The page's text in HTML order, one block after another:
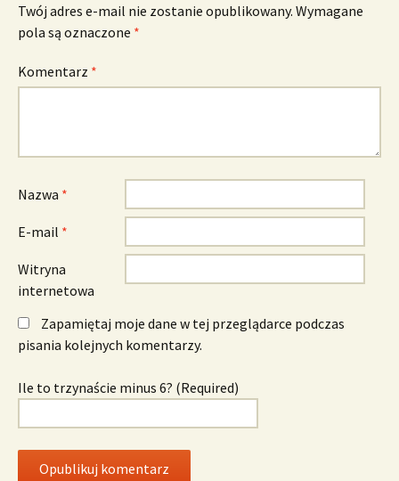
Twój adres e-mail nie zostanie opublikowany. Wymagane
pola są oznaczone *
Komentarz *
Nazwa *
E-mail *
Witryna
internetowa
Zapamiętaj moje dane w tej przeglądarce podczas
pisania kolejnych komentarzy.
Ile to trzynaście minus 6? (Required)